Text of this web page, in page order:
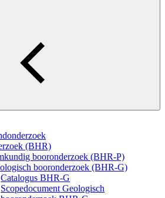
(BHR)
booronderzoek (BHR-P)
booronderzoek (BHR-G)
Catalogus BHR-G
Scopedocument Geologisch